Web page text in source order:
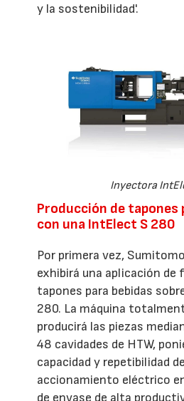
y la sostenibilidad'.
Inyectora
Producción de tapones
con una IntElect S 280
Por primera vez,
exhibirá una aplicación de
tapones para bebidas
280. La máquina
producirá las piezas
48 cavidades de HTW,
capacidad y repetibilidad
accionamiento eléctrico
de envase de alta